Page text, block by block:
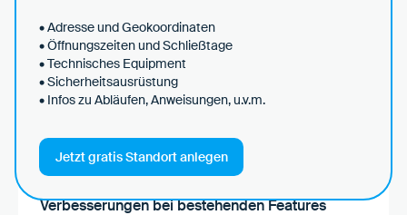
Konstantin Kubenz
Geschäftsführer
Zur Case Study
Verbesserungen bei bestehenden Features
• Adresse und Geokoordinaten
• Öffnungszeiten und Schließtage
• Technisches Equipment
• Sicherheitsausrüstung
• Infos zu Abläufen, Anweisungen, u.v.m.
Jetzt gratis Standort anlegen